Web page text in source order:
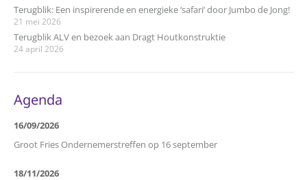
Terugblik: Een inspirerende en energieke ‘safari’ door Jumbo de Jong!
21 mei 2026
Terugblik ALV en bezoek aan Dragt Houtkonstruktie
24 april 2026
Agenda
16/09/2026
Groot Fries Ondernemerstreffen op 16 september
18/11/2026